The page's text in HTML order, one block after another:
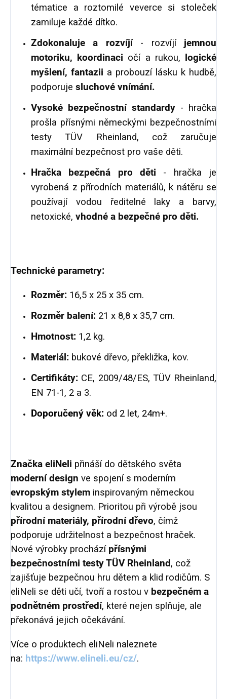
tématice a roztomilé veverce si stoleček
zamiluje každé dítko.
Zdokonaluje a rozvíjí- rozvíjí jemnou
motoriku, koordinaci očí a rukou, logické
myšlení, fantazii a probouzí lásku k hudbě,
podporuje sluchové vnímání.
Vysoké bezpečnostní standardy - hračka
prošla přísnými německými bezpečnostními
testy TÜV Rheinland, což zaručuje
maximální bezpečnost pro vaše děti.
Hračka bezpečná pro děti - hračka je
vyrobená z přírodních materiálů, k nátěru se
používají vodou ředitelné laky a barvy,
netoxické, vhodné a bezpečné pro děti.
Technické parametry:
Rozměr: 16,5 x 25 x 35 cm.
Rozměr balení: 21 x 8,8 x 35,7 cm.
Hmotnost: 1,2 kg.
Materiál: bukové dřevo, překližka, kov.
Certifikáty: CE, 2009/48/ES, TÜV Rheinland,
EN 71-1, 2 a 3.
Doporučený věk: od 2 let, 24m+.
Značka eliNeli přináší do dětského světa
moderní design ve spojení s moderním
evropským stylem inspirovaným německou
kvalitou a designem. Prioritou při výrobě jsou
přírodní materiály, přírodní dřevo, čímž
podporuje udržitelnost a bezpečnost hraček.
Nové výrobky procházípřísnými
bezpečnostními testy TÜV Rheinland, což
zajišťuje bezpečnou hru dětem a klid rodičům. S
eliNeli se děti učí, tvoří a rostou v bezpečném a
podnětném prostředí, které nejen splňuje, ale
překonává jejich očekávání.
Více o produktech eliNeli naleznete
na: https://www.elineli.eu/cz/.